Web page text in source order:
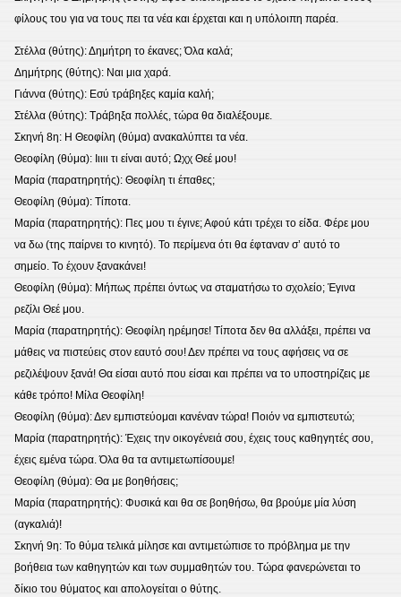
φίλους του για να τους πει τα νέα και έρχεται και η υπόλοιπη παρέα.
Στέλλα (θύτης): Δημήτρη το έκανες; Όλα καλά;
Δημήτρης (θύτης): Ναι μια χαρά.
Γιάννα (θύτης): Εσύ τράβηξες καμία καλή;
Στέλλα (θύτης): Τράβηξα πολλές, τώρα θα διαλέξουμε.
Σκηνή 8η: Η Θεοφίλη (θύμα) ανακαλύπτει τα νέα.
Θεοφίλη (θύμα): Ιιιιι τι είναι αυτό; Ωχχ Θεέ μου!
Μαρία (παρατηρητής): Θεοφίλη τι έπαθες;
Θεοφίλη (θύμα): Τίποτα.
Μαρία (παρατηρητής): Πες μου τι έγινε; Αφού κάτι τρέχει το είδα. Φέρε μου
να δω (της παίρνει το κινητό). Το περίμενα ότι θα έφταναν σ’ αυτό το
σημείο. Το έχουν ξανακάνει!
Θεοφίλη (θύμα): Μήπως πρέπει όντως να σταματήσω το σχολείο; Έγινα
ρεζίλι Θεέ μου.
Μαρία (παρατηρητής): Θεοφίλη ηρέμησε! Τίποτα δεν θα αλλάξει, πρέπει να
μάθεις να πιστεύεις στον εαυτό σου! Δεν πρέπει να τους αφήσεις να σε
ρεζιλέψουν ξανά! Θα είσαι αυτό που είσαι και πρέπει να το υποστηρίζεις με
κάθε τρόπο! Μίλα Θεοφίλη!
Θεοφίλη (θύμα): Δεν εμπιστεύομαι κανέναν τώρα! Ποιόν να εμπιστευτώ;
Μαρία (παρατηρητής): Έχεις την οικογένειά σου, έχεις τους καθηγητές σου,
έχεις εμένα τώρα. Όλα θα τα αντιμετωπίσουμε!
Θεοφίλη (θύμα): Θα με βοηθήσεις;
Μαρία (παρατηρητής): Φυσικά και θα σε βοηθήσω, θα βρούμε μία λύση
(αγκαλιά)!
Σκηνή 9η: Το θύμα τελικά μίλησε και αντιμετώπισε το πρόβλημα με την
βοήθεια των καθηγητών και των συμμαθητών του. Τώρα φανερώνεται το
δίκιο του θύματος και απολογείται ο θύτης.